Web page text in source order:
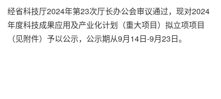
经省科技厅2024年第23次厅长办公会审议通过，现对2024
年度科技成果应用及产业化计划（重大项目）拟立项项目
（见附件）予以公示，公示期从9月14日-9月23日。